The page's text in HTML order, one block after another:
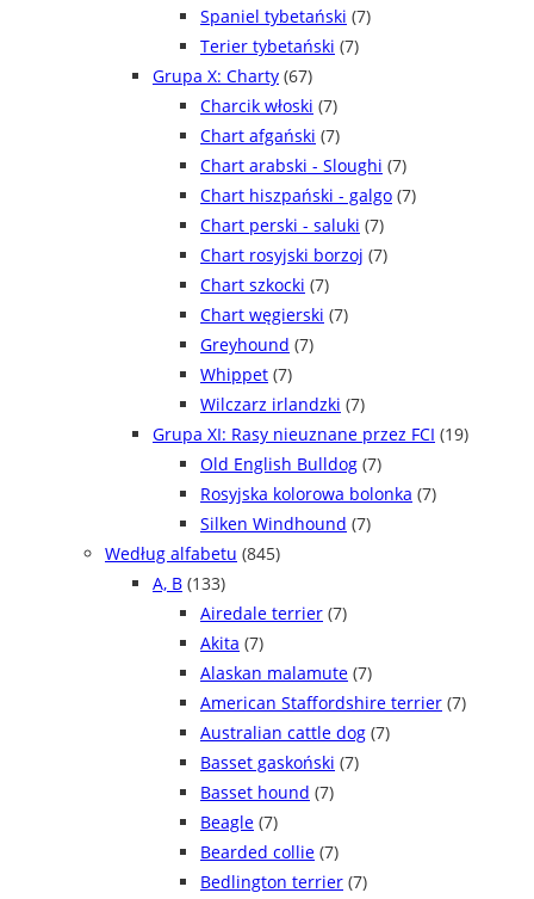
Spaniel tybetański (7)
Terier tybetański (7)
Grupa X: Charty (67)
Charcik włoski (7)
Chart afgański (7)
Chart arabski - Sloughi (7)
Chart hiszpański - galgo (7)
Chart perski - saluki (7)
Chart rosyjski borzoj (7)
Chart szkocki (7)
Chart węgierski (7)
Greyhound (7)
Whippet (7)
Wilczarz irlandzki (7)
Grupa XI: Rasy nieuznane przez FCI (19)
Old English Bulldog (7)
Rosyjska kolorowa bolonka (7)
Silken Windhound (7)
Według alfabetu (845)
A, B (133)
Airedale terrier (7)
Akita (7)
Alaskan malamute (7)
American Staffordshire terrier (7)
Australian cattle dog (7)
Basset gaskoński (7)
Basset hound (7)
Beagle (7)
Bearded collie (7)
Bedlington terrier (7)